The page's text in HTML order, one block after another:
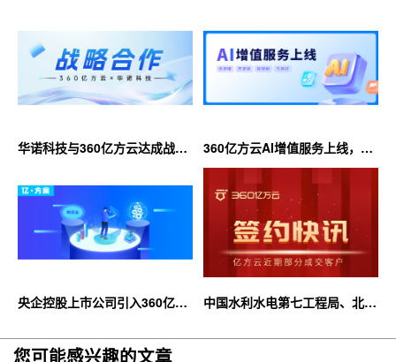
华诺科技与360亿方云达成战略
360亿方云AI增值服务上线，超
大限时优惠等你来！
央企控股上市公司引入360亿方
台
中国水利水电第七工程局、北京
您可能感兴趣的文章